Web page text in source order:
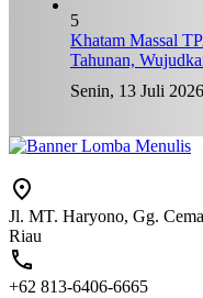
5
Khatam Massal
Tahunan,
Senin, 13 Juli 2026
Jl. MT. Haryono, Gg.
Riau
+62 813-6406-6665